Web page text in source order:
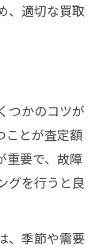
、適切な買取
つかのコツが
ことが査定額
重要で、故障
グを行うと良
、季節や需要